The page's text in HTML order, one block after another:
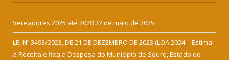
Vereadores 2025 até 202822 de maio de 2025
LEI Nº 3493/2023, DE 21 DE DEZEMBRO DE 2023 (LOA 2024 – Estima
a Receita e fixa a Despesa do Município de Soure, Estado do